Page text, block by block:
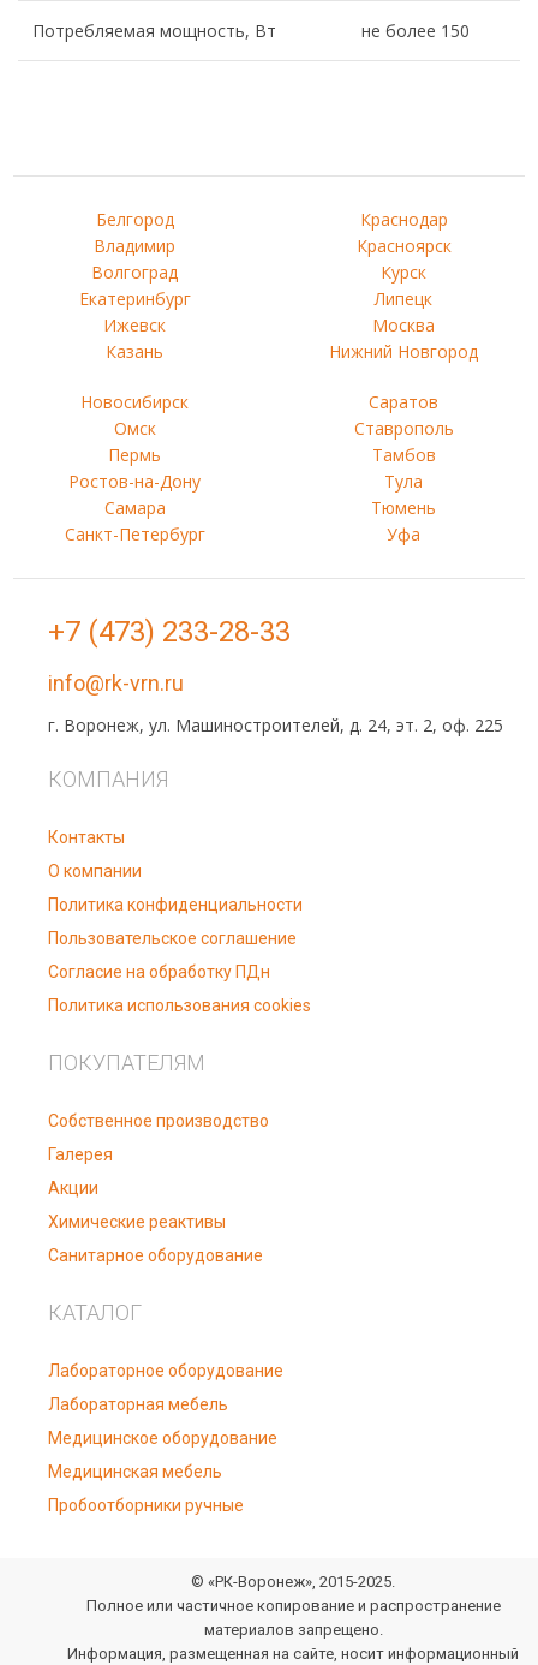
Потребляемая мощность, Вт не более 150
Белгород
Владимир
Волгоград
Екатеринбург
Ижевск
Казань
Краснодар
Красноярск
Курск
Липецк
Москва
Нижний Новгород
Новосибирск
Омск
Пермь
Ростов-на-Дону
Самара
Санкт-Петербург
Саратов
Ставрополь
Тамбов
Тула
Тюмень
Уфа
+7 (473) 233-28-33
info@rk-vrn.ru
г. Воронеж, ул. Машиностроителей, д. 24, эт. 2, оф. 225
КОМПАНИЯ
Контакты
О компании
Политика конфиденциальности
Пользовательское соглашение
Согласие на обработку ПДн
Политика использования cookies
ПОКУПАТЕЛЯМ
Собственное производство
Галерея
Акции
Химические реактивы
Санитарное оборудование
КАТАЛОГ
Лабораторное оборудование
Лабораторная мебель
Медицинское оборудование
Медицинская мебель
Пробоотборники ручные
© «РК-Воронеж», 2015-2025.
Полное или частичное копирование и распространение
материалов запрещено.
Информация, размещенная на сайте, носит информационный